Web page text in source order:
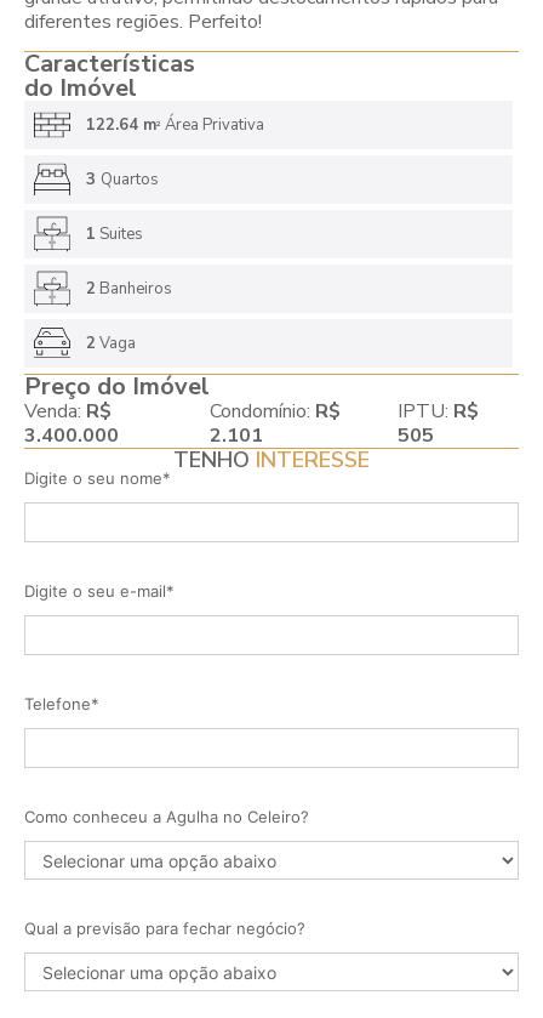
diferentes regiões. Perfeito!
Características
do Imóvel
122.64 m2 Área Privativa
3 Quartos
1 Suites
2 Banheiros
2 Vaga
Preço do Imóvel
Venda: R$
3.400.000
Condomínio: R$
2.101
IPTU: R$
505
TENHO INTERESSE
Digite o seu nome*
Digite o seu e-mail*
Telefone*
Como conheceu a Agulha no Celeiro?
Qual a previsão para fechar negócio?